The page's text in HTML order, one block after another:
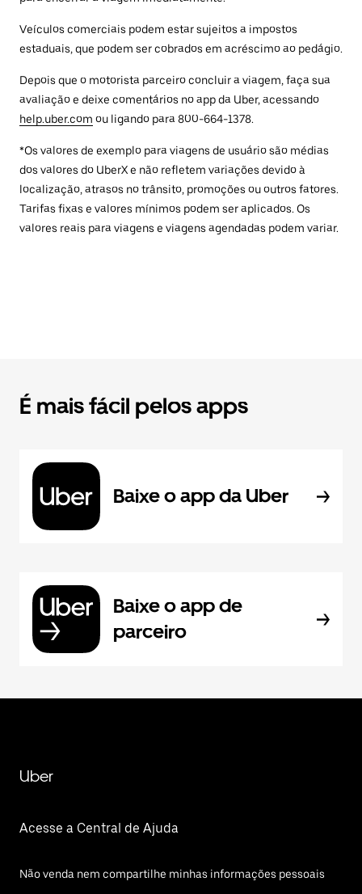
Veículos comerciais podem estar sujeitos a impostos
estaduais, que podem ser cobrados em acréscimo ao pedágio.
Depois que o motorista parceiro concluir a viagem, faça sua
avaliação e deixe comentários no app da Uber, acessando
help.uber.com ou ligando para 800-664-1378.
*Os valores de exemplo para viagens de usuário são médias
dos valores do UberX e não refletem variações devido à
localização, atrasos no trânsito, promoções ou outros fatores.
Tarifas fixas e valores mínimos podem ser aplicados. Os
valores reais para viagens e viagens agendadas podem variar.
É mais fácil pelos apps
Baixe o app da Uber
Baixe o app de
parceiro
Uber
Acesse a Central de Ajuda
Não venda nem compartilhe minhas informações pessoais